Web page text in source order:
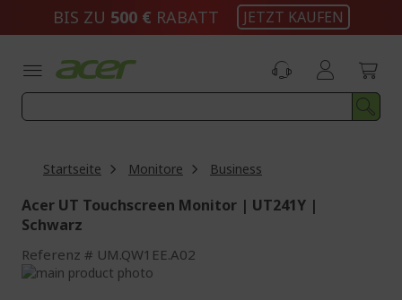
BIS ZU 500 € RABATT JETZT KAUFEN
Startseite Monitore Business
Acer UT Touchscreen Monitor | UT241Y |
Schwarz
Referenz UM.QW1EE.A02
Zum